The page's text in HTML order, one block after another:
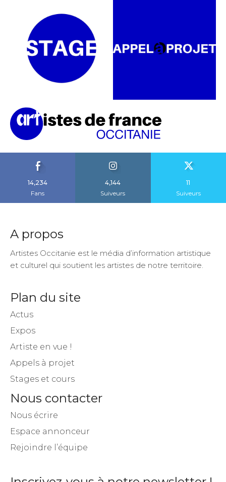
14,234
Fans
4,144
Suiveurs
11
Suiveurs
A propos
Artistes Occitanie est le média d’information artistique
et culturel qui soutient les artistes de notre territoire.
Plan du site
Actus
Expos
Artiste en vue !
Appels à projet
Stages et cours
Nous contacter
Nous écrire
Espace annonceur
Rejoindre l’équipe